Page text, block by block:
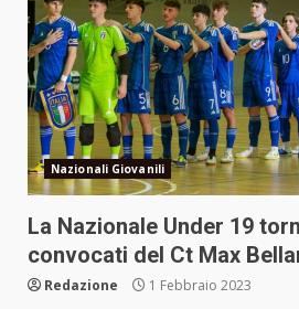
Nazionali Giovanili
La Nazionale Under 19
convocati del Ct Max
Redazione 1 Febbraio 2023